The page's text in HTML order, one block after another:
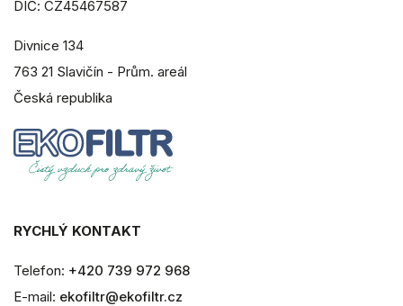
DIČ: CZ45467587
Divnice 134
763 21 Slavičín - Prům. areál
Česká republika
RYCHLÝ KONTAKT
Telefon: +420 739 972 968
E-mail: ekofiltr@ekofiltr.cz